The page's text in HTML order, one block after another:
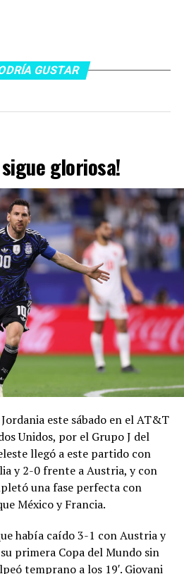
GUSTAR
gloriosa!
este sábado en el AT&T
Unidos, por el Grupo J del
llegó a este partido con
y 2-0 frente a Austria, y con
una fase perfecta con
México y Francia.
había caído 3-1 con Austria y
primera Copa del Mundo sin
temprano a los 19′. Giovani